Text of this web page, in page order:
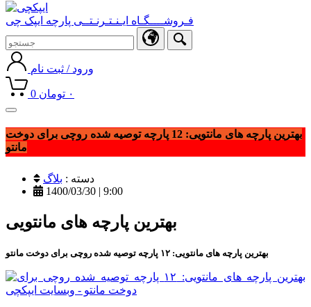
فـروشــــگـاه ایـنـتـرنـتــی پارچه ایپک چی
ورود / ثبت نام
0 ۰ تومان
Toggle
navigation
بهترین پارچه های مانتویی: 12 پارچه توصیه شده روچی برای دوخت
مانتو
دسته : بلاگ
1400/03/30 | 9:00